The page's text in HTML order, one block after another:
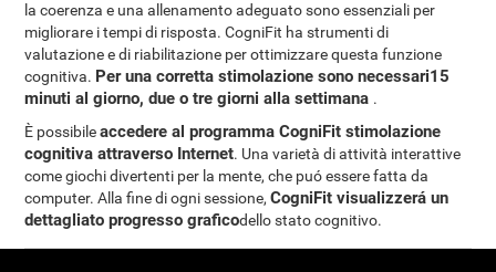
la coerenza e una allenamento adeguato sono essenziali per
migliorare i tempi di risposta. CogniFit ha strumenti di
valutazione e di riabilitazione per ottimizzare questa funzione
cognitiva. Per una corretta stimolazione sono necessari15
minuti al giorno, due o tre giorni alla settimana .
È possibileaccedere al programma CogniFit stimolazione
cognitiva attraverso Internet. Una varietà di attività interattive
come giochi divertenti per la mente, che puó essere fatta da
computer. Alla fine di ogni sessione,CogniFit visualizzerá un
dettagliato progresso graficodello stato cognitivo.